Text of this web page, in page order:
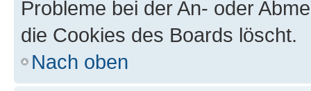
Probleme bei der An- oder
die Cookies des Boards löscht.
Nach oben